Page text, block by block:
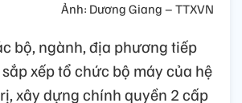
Ảnh: Dương Giang – TTXVN
bộ, ngành, địa phương tiếp
xếp tổ chức bộ máy của hệ
xây dựng chính quyền 2 cấp